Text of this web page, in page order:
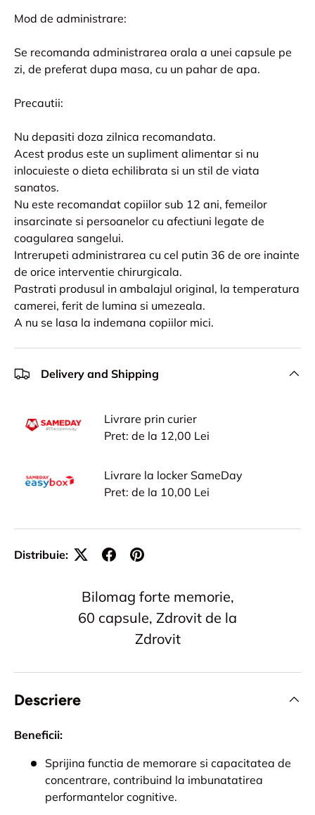
Mod de administrare:
Se recomanda administrarea orala a unei capsule pe
zi, de preferat dupa masa, cu un pahar de apa.
Precautii:
Nu depasiti doza zilnica recomandata.
Acest produs este un supliment alimentar si nu
inlocuieste o dieta echilibrata si un stil de viata
sanatos.
Nu este recomandat copiilor sub 12 ani, femeilor
insarcinate si persoanelor cu afectiuni legate de
coagularea sangelui.
Intrerupeti administrarea cu cel putin 36 de ore inainte
de orice interventie chirurgicala.
Pastrati produsul in ambalajul original, la temperatura
camerei, ferit de lumina si umezeala.
A nu se lasa la indemana copiilor mici.
Delivery and Shipping
Livrare prin curier
Pret: de la 12,00 Lei
Livrare la locker SameDay
Pret: de la 10,00 Lei
Distribuie:
Bilomag forte memorie,
60 capsule, Zdrovit de la
Zdrovit
Descriere
Beneficii:
Sprijina functia de memorare si capacitatea de
concentrare, contribuind la imbunatatirea
performantelor cognitive.